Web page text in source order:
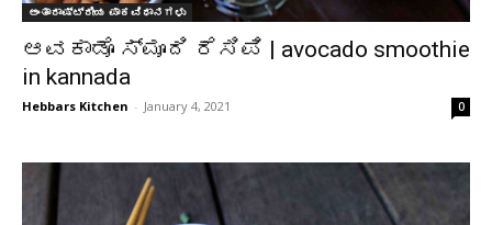
ಅಂತಾರಾಷ್ಟ್ರೀಯ ಪಾಕವಿಧಾನಗಳು
ಆವಕಾಡೊ ಸ್ಮೂದಿ ರೆಸಿಪಿ | avocado smoothie
in kannada
Hebbars Kitchen - January 4, 2021 0